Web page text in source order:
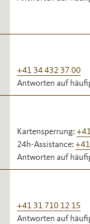
+41 34 432 37 00
Antworten auf
Kartensperrung:
24h-Assistance:
Antworten auf
+41 31 710 12 15
Antworten auf